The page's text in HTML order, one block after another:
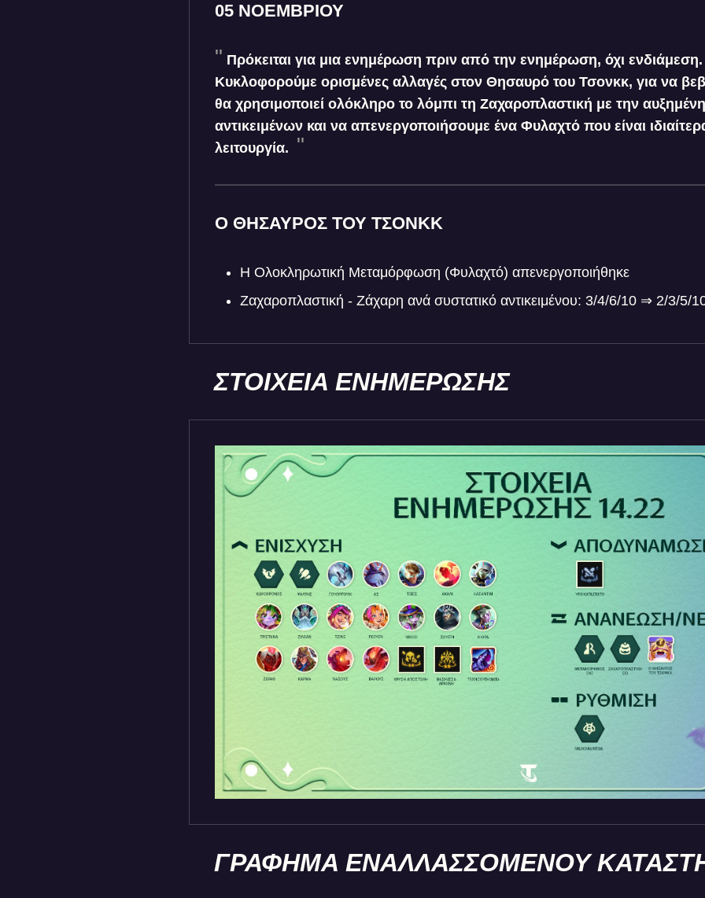
05 ΝΟΕΜΒΡΙΟΥ
Πρόκειται για μια ενημέρωση πριν από την ενημέρωση, όχι
Κυκλοφορούμε ορισμένες αλλαγές στον Θησαυρό του Τσονκκ, για να
θα χρησιμοποιεί ολόκληρο το λόμπι τη Ζαχαροπλαστική με την
αντικειμένων και να απενεργοποιήσουμε ένα Φυλαχτό που είναι
λειτουργία.
Ο ΘΗΣΑΥΡΟΣ ΤΟΥ ΤΣΟΝΚΚ
Η Ολοκληρωτική Μεταμόρφωση (Φυλαχτό) απενεργοποιήθηκε
Ζαχαροπλαστική - Ζάχαρη ανά συστατικό αντικειμένου: 3/4/6/10 ⇒ 2/3/5/
ΣΤΟΙΧΕΙΑ ΕΝΗΜΕΡΩΣΗΣ
ΓΡΑΦΗΜΑ ΕΝΑΛΛΑΣΣΟΜΕΝΟΥ